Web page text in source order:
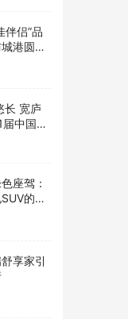
伴侣”品
港圆满
长 宽庐
中国国
茶叶品
座驾：
的智
享家引